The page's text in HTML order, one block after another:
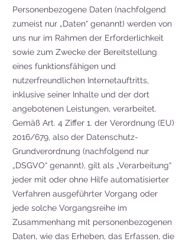
Personenbezogene Daten (nachfolgend
zumeist nur „Daten“ genannt) werden von
uns nur im Rahmen der Erforderlichkeit
sowie zum Zwecke der Bereitstellung
eines funktionsfähigen und
nutzerfreundlichen Internetauftritts,
inklusive seiner Inhalte und der dort
angebotenen Leistungen, verarbeitet.
Gemäß Art. 4 Ziffer 1. der Verordnung (EU)
2016/679, also der Datenschutz-
Grundverordnung (nachfolgend nur
„DSGVO“ genannt), gilt als „Verarbeitung“
jeder mit oder ohne Hilfe automatisierter
Verfahren ausgeführter Vorgang oder
jede solche Vorgangsreihe im
Zusammenhang mit personenbezogenen
Daten, wie das Erheben, das Erfassen, die